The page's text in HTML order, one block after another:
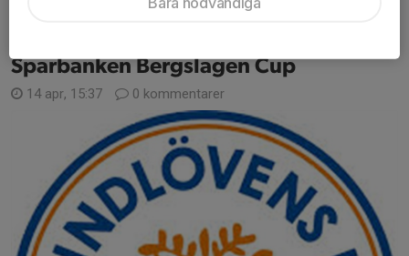
Sparbanken Bergslagen Cup
14 apr, 15:37 0 kommentarer